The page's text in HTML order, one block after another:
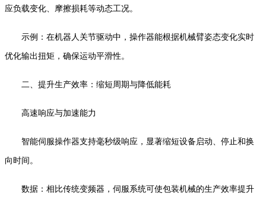
应负载变化、摩擦损耗等动态工况。
示例：在机器人关节驱动中，操作器能根据机械臂姿态变化实时
优化输出扭矩，确保运动平滑性。
二、提升生产效率：缩短周期与降低能耗
高速响应与加速能力
智能伺服操作器支持毫秒级响应，显著缩短设备启动、停止和换
向时间。
数据：相比传统变频器，伺服系统可使包装机械的生产效率提升